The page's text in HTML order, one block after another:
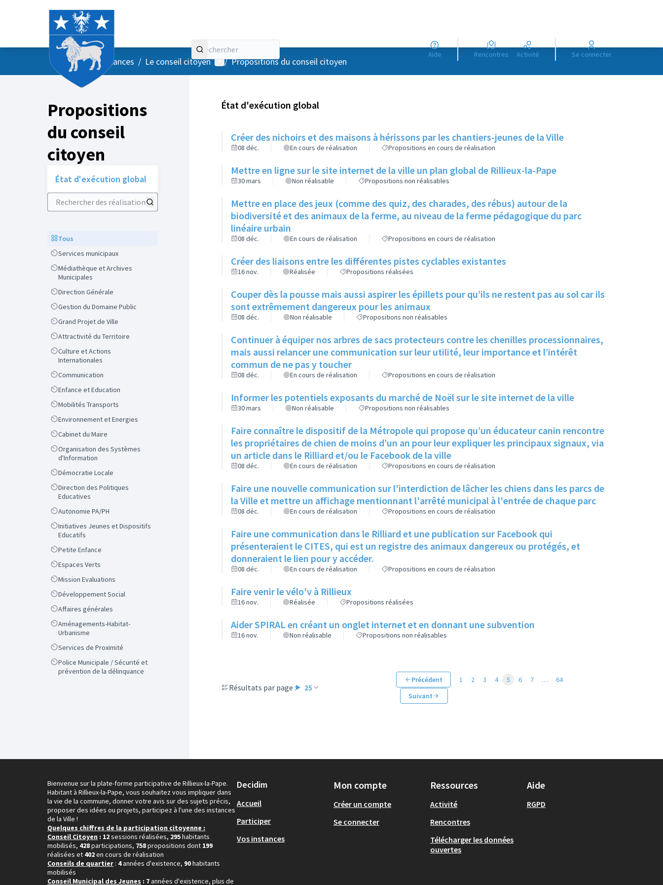
Aide Rencontres Activité Se connecter
AccueilMenu principal
/ Vos instances / Le conseil citoyen Menu utilisateur
/ Propositions du conseil citoyen
Propositions
du conseil
citoyen
État d'exécution global
Rechercher des réalisations
ScopeTous
ScopeServices municipaux
Scope
Médiathèque et Archives
Municipales
ScopeDirection Générale
ScopeGestion du Domaine Public
ScopeGrand Projet de Ville
ScopeAttractivité du Territoire
Scope
Culture et Actions
Internationales
ScopeCommunication
ScopeEnfance et Education
ScopeMobilités Transports
ScopeEnvironnement et Energies
ScopeCabinet du Maire
Scope
Organisation des Systèmes
d'Information
ScopeDémocratie Locale
Scope
Direction des Politiques
Educatives
ScopeAutonomie PA/PH
Scope
Initiatives Jeunes et Dispositifs
Educatifs
ScopePetite Enfance
ScopeEspaces Verts
ScopeMission Evaluations
ScopeDéveloppement Social
ScopeAffaires générales
Scope
Aménagements-Habitat-
Urbanisme
ScopeServices de Proximité
Scope
Police Municipale / Sécurité et
prévention de la délinquance
État d'exécution global
Créer des nichoirs et des maisons à hérissons par les chantiers-jeunes de la Ville
08 déc. En cours de réalisation Propositions en cours de réalisation
Mettre en ligne sur le site internet de la ville un plan global de Rillieux-la-Pape
30 mars Non réalisable Propositions non réalisables
Mettre en place des jeux (comme des quiz, des charades, des rébus) autour de la
biodiversité et des animaux de la ferme, au niveau de la ferme pédagogique du parc
linéaire urbain
08 déc. En cours de réalisation Propositions en cours de réalisation
Créer des liaisons entre les différentes pistes cyclables existantes
16 nov. Réalisée Propositions réalisées
Couper dès la pousse mais aussi aspirer les épillets pour qu’ils ne restent pas au sol car ils
sont extrêmement dangereux pour les animaux
08 déc. Non réalisable Propositions non réalisables
Continuer à équiper nos arbres de sacs protecteurs contre les chenilles processionnaires,
mais aussi relancer une communication sur leur utilité, leur importance et l’intérêt
commun de ne pas y toucher
08 déc. En cours de réalisation Propositions en cours de réalisation
Informer les potentiels exposants du marché de Noël sur le site internet de la ville
30 mars Non réalisable Propositions non réalisables
Faire connaître le dispositif de la Métropole qui propose qu’un éducateur canin rencontre
les propriétaires de chien de moins d’un an pour leur expliquer les principaux signaux, via
un article dans le Rilliard et/ou le Facebook de la ville
08 déc. En cours de réalisation Propositions en cours de réalisation
Faire une nouvelle communication sur l'interdiction de lâcher les chiens dans les parcs de
la Ville et mettre un affichage mentionnant l'arrêté municipal à l'entrée de chaque parc
08 déc. En cours de réalisation Propositions en cours de réalisation
Faire une communication dans le Rilliard et une publication sur Facebook qui
présenteraient le CITES, qui est un registre des animaux dangereux ou protégés, et
donneraient le lien pour y accéder.
08 déc. En cours de réalisation Propositions en cours de réalisation
Faire venir le vélo'v à Rillieux
16 nov. Réalisée Propositions réalisées
Aider SPIRAL en créant un onglet internet et en donnant une subvention
16 nov. Non réalisable Propositions non réalisables
Résultats par page : 25
Précédent 1 2 3 4 5 6 7 …
64
Suivant
Bienvenue sur la plate-forme participative de Rillieux-la-Pape.
Habitant à Rillieux-la-Pape, vous souhaitez vous impliquer dans
la vie de la commune, donner votre avis sur des sujets précis,
proposer des idées ou projets, participez à l'une des instances
de la Ville !
Quelques chiffres de la participation citoyenne :
Conseil Citoyen : 12sessions réalisées, 295habitants
mobilisés, 428participations, 758propositions dont 199
réalisées et 402en cours de réalisation
Conseils de quartier : 4années d'existence, 90habitants
mobilisés
Conseil Municipal des Jeunes : 7années d'existence, plus de
Decidim
Accueil
Participer
Vos instances
Mon compte
Créer un compte
Se connecter
Ressources
Activité
Rencontres
Télécharger les données
ouvertes
Aide
RGPD